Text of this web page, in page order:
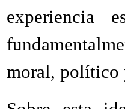
experiencia
moral, político